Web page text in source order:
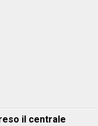
il centrale